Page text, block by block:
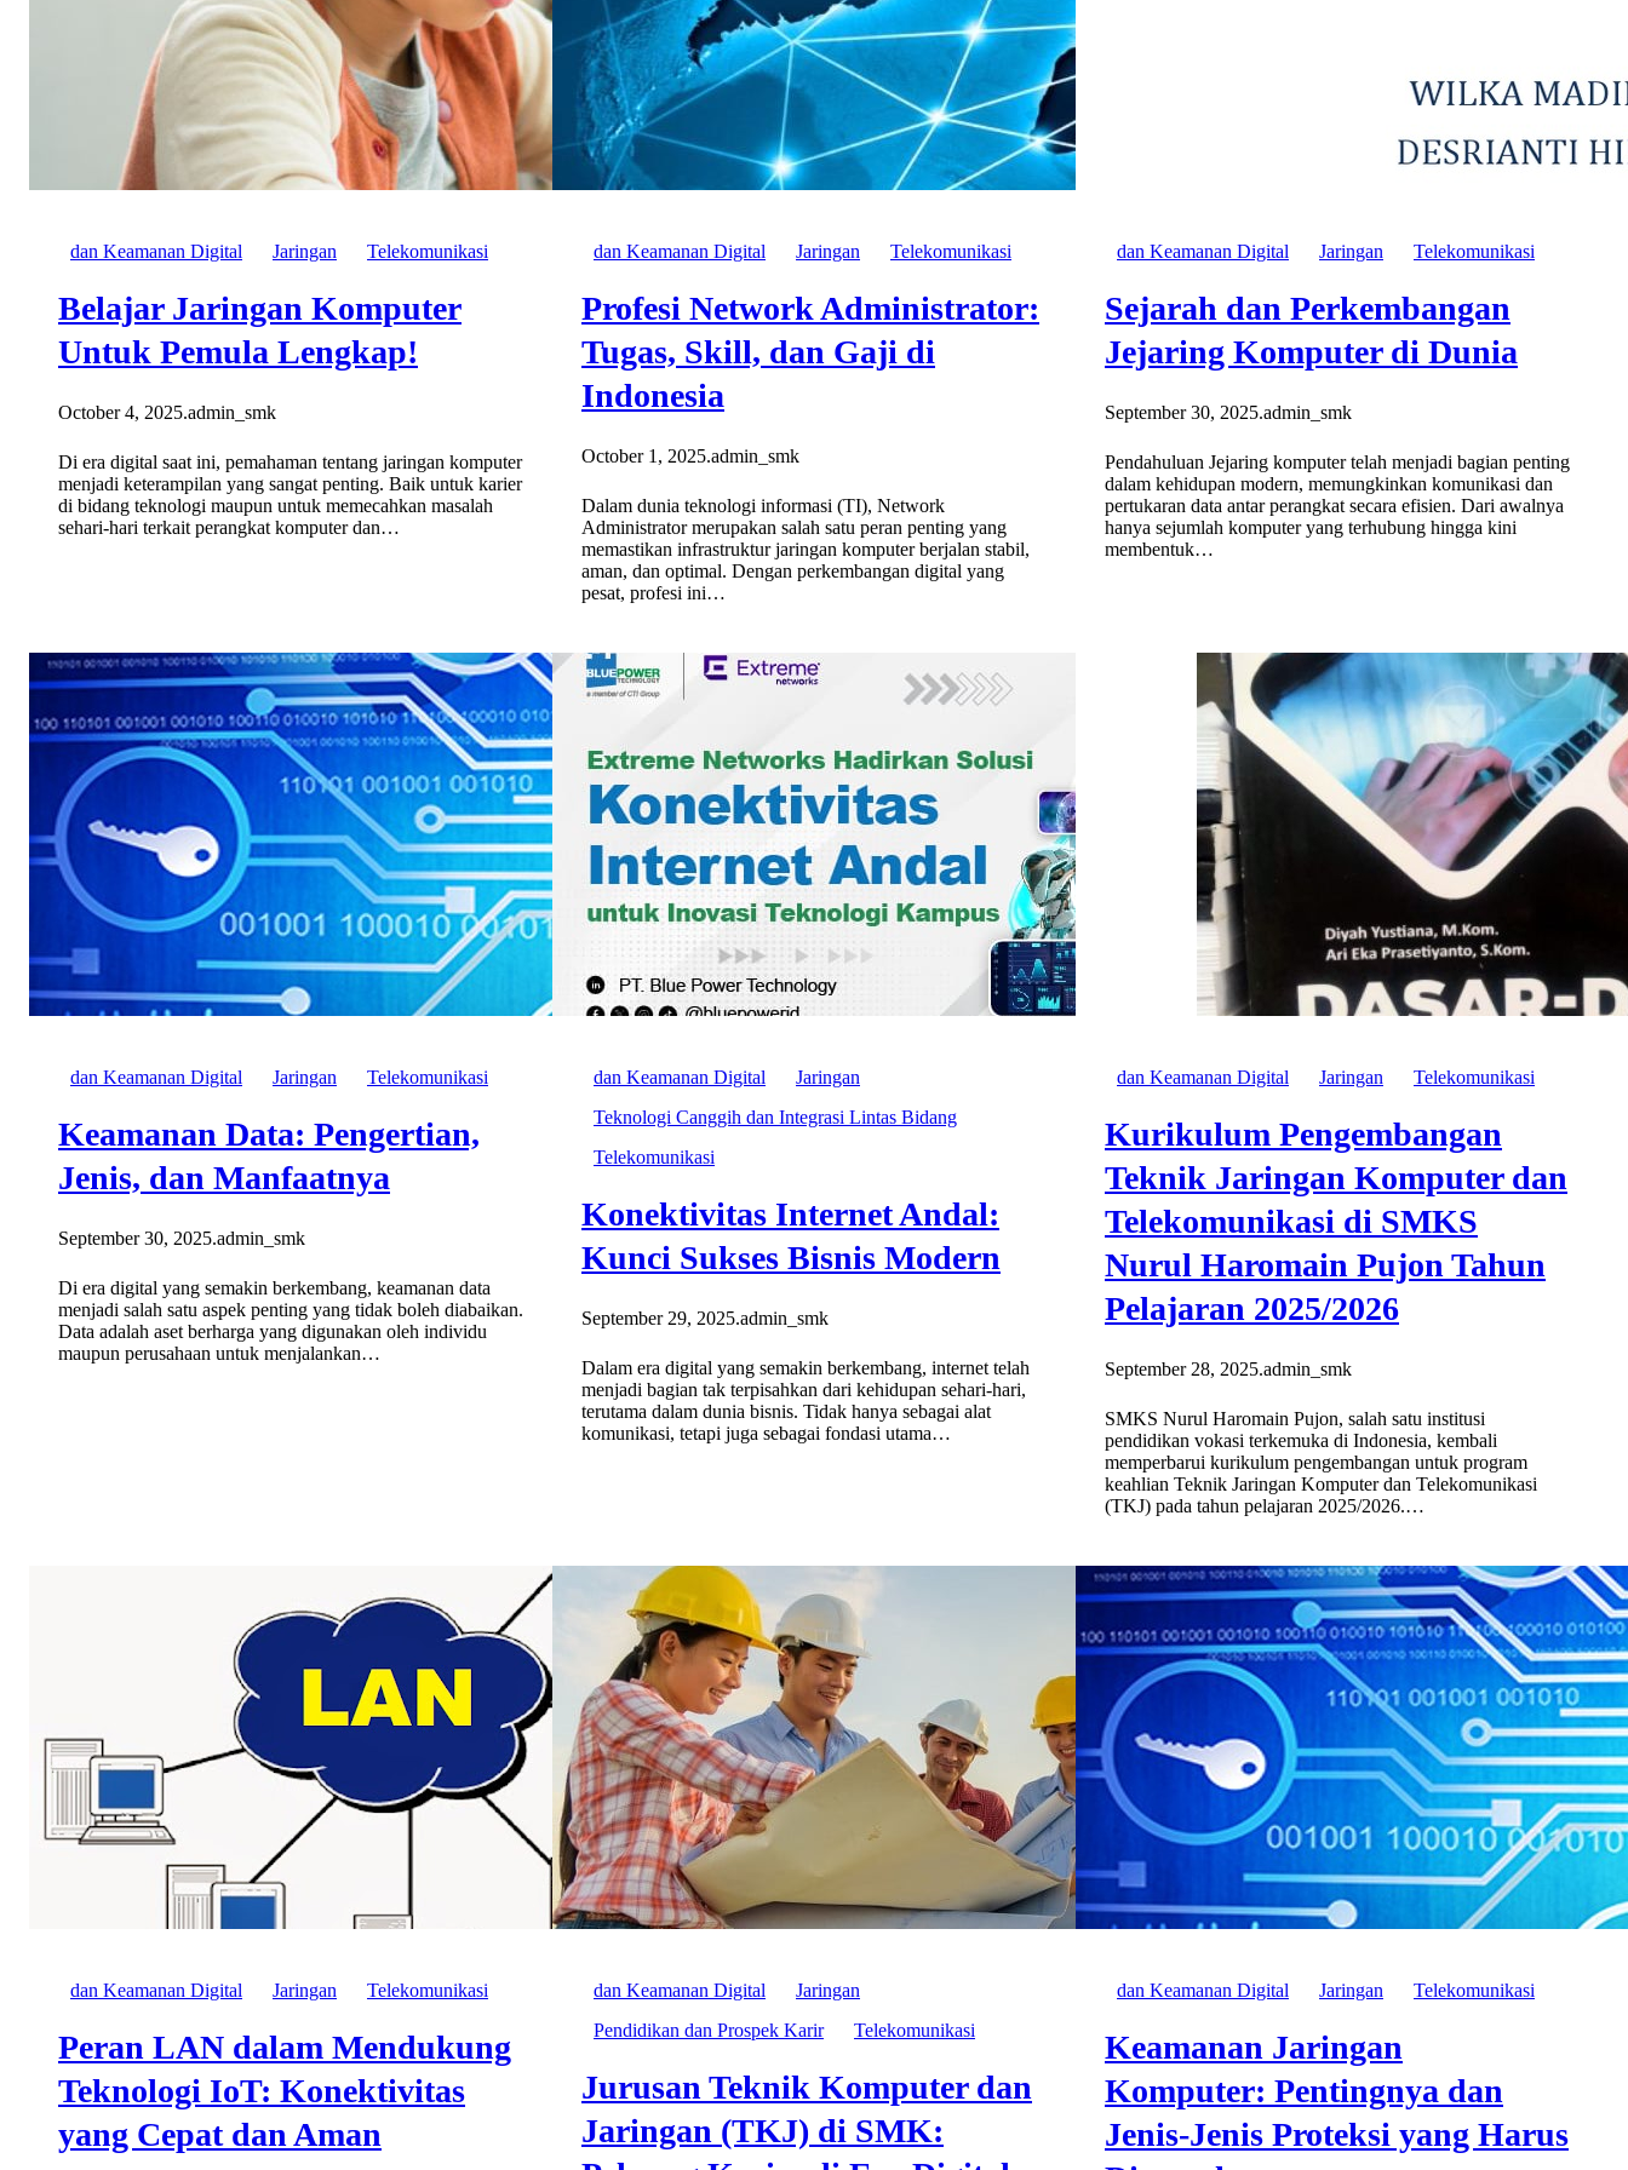
dan Keamanan Digital Jaringan Telekomunikasi
Belajar Jaringan Komputer
Untuk Pemula Lengkap!
October 4, 2025.admin_smk
Di era digital saat ini, pemahaman tentang jaringan komputer
menjadi keterampilan yang sangat penting. Baik untuk karier
di bidang teknologi maupun untuk memecahkan masalah
sehari-hari terkait perangkat komputer dan…
dan Keamanan Digital Jaringan Telekomunikasi
Profesi Network Administrator:
Tugas, Skill, dan Gaji di
Indonesia
October 1, 2025.admin_smk
Dalam dunia teknologi informasi (TI), Network
Administrator merupakan salah satu peran penting yang
memastikan infrastruktur jaringan komputer berjalan stabil,
aman, dan optimal. Dengan perkembangan digital yang
pesat, profesi ini…
dan Keamanan Digital Jaringan Telekomunikasi
Sejarah dan Perkembangan
Jejaring Komputer di Dunia
September 30, 2025.admin_smk
Pendahuluan Jejaring komputer telah menjadi bagian penting
dalam kehidupan modern, memungkinkan komunikasi dan
pertukaran data antar perangkat secara efisien. Dari awalnya
hanya sejumlah komputer yang terhubung hingga kini
membentuk…
dan Keamanan Digital Jaringan Telekomunikasi
Keamanan Data: Pengertian,
Jenis, dan Manfaatnya
September 30, 2025.admin_smk
Di era digital yang semakin berkembang, keamanan data
menjadi salah satu aspek penting yang tidak boleh diabaikan.
Data adalah aset berharga yang digunakan oleh individu
maupun perusahaan untuk menjalankan…
dan Keamanan Digital
Jaringan
Teknologi Canggih dan Integrasi Lintas Bidang
Telekomunikasi
Konektivitas Internet Andal:
Kunci Sukses Bisnis Modern
September 29, 2025.admin_smk
Dalam era digital yang semakin berkembang, internet telah
menjadi bagian tak terpisahkan dari kehidupan sehari-hari,
terutama dalam dunia bisnis. Tidak hanya sebagai alat
komunikasi, tetapi juga sebagai fondasi utama…
dan Keamanan Digital Jaringan Telekomunikasi
Kurikulum Pengembangan
Teknik Jaringan Komputer dan
Telekomunikasi di SMKS
Nurul Haromain Pujon Tahun
Pelajaran 2025/2026
September 28, 2025.admin_smk
SMKS Nurul Haromain Pujon, salah satu institusi
pendidikan vokasi terkemuka di Indonesia, kembali
memperbarui kurikulum pengembangan untuk program
keahlian Teknik Jaringan Komputer dan Telekomunikasi
(TKJ) pada tahun pelajaran 2025/2026.…
dan Keamanan Digital Jaringan Telekomunikasi
Peran LAN dalam Mendukung
Teknologi IoT: Konektivitas
yang Cepat dan Aman
dan Keamanan Digital
Jaringan
Pendidikan dan Prospek Karir
Telekomunikasi
Jurusan Teknik Komputer dan
Jaringan (TKJ) di SMK:
dan Keamanan Digital Jaringan Telekomunikasi
Keamanan Jaringan
Komputer: Pentingnya dan
Jenis-Jenis Proteksi yang Harus